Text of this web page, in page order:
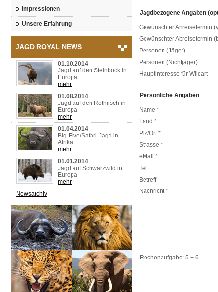
Impressionen
Unsere Erfahrung
JAGD ROYAL NEWS
01.10.2014
Jagd auf den Steinbock in
Europa
mehr
01.08.2014
Jagd auf den Rothirsch in
Europa
mehr
01.04.2014
Big-Five/Safari-Jagd in
Afrika
mehr
01.01.2014
Jagd auf Schwarzwild in
Europa
mehr
Newsarchiv
Jagdbezogene Angaben
Gewünschter Anreisetermin
Gewünschter Abreisetermin
Personen (Jäger)
Personen (Nichtjäger)
Hauptinteresse für Wildart
Persönliche Angaben
Name *
Land *
Plz/Ort *
Strasse *
eMail *
Tel
Betreff
Nachricht *
Rechenaufgabe: 5 + 6 =